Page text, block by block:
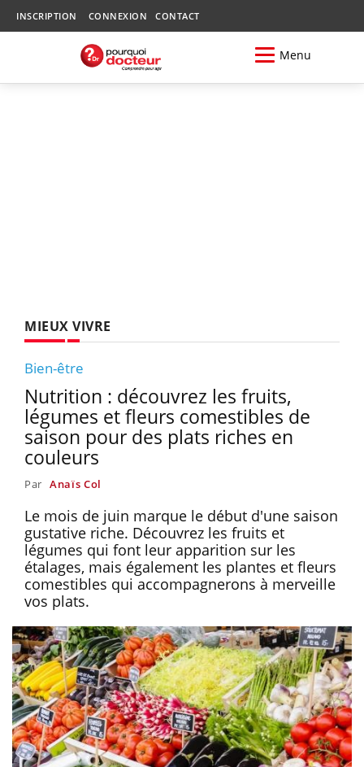
INSCRIPTION CONNEXION CONTACT
Menu
MIEUX VIVRE
Bien-être
Nutrition : découvrez les fruits,
légumes et fleurs comestibles de
saison pour des plats riches en
couleurs
Par Anaïs Col
Le mois de juin marque le début d'une saison
gustative riche. Découvrez les fruits et
légumes qui font leur apparition sur les
étalages, mais également les plantes et fleurs
comestibles qui accompagnerons à merveille
vos plats.